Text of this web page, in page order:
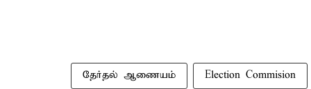
தேர்தல் ஆணையம் Election Commision